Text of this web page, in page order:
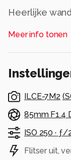
Heerlijke
Alle rechten
Meer info tonen
ILCE-7M2 (
85mm F1.4
ISO 250 · ƒ/
Flitser uit,